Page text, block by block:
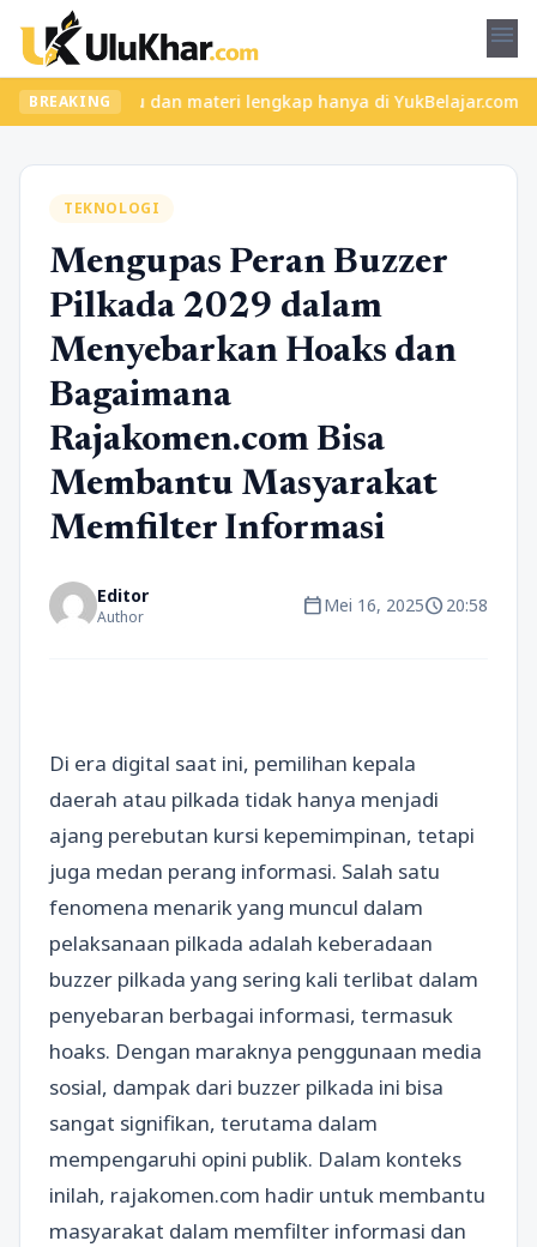
menu
BREAKING
seru dan materi lengkap hanya di YukBelajar.com.
TEKNOLOGI
Mengupas Peran Buzzer
Pilkada 2029 dalam
Menyebarkan Hoaks dan
Bagaimana
Rajakomen.com Bisa
Membantu Masyarakat
Memfilter Informasi
Editor
Author calendar_todayMei 16, 2025schedule20:58
Di era digital saat ini, pemilihan kepala
daerah atau pilkada tidak hanya menjadi
ajang perebutan kursi kepemimpinan, tetapi
juga medan perang informasi. Salah satu
fenomena menarik yang muncul dalam
pelaksanaan pilkada adalah keberadaan
buzzer pilkada yang sering kali terlibat dalam
penyebaran berbagai informasi, termasuk
hoaks. Dengan maraknya penggunaan media
sosial, dampak dari buzzer pilkada ini bisa
sangat signifikan, terutama dalam
mempengaruhi opini publik. Dalam konteks
inilah, rajakomen.com hadir untuk membantu
masyarakat dalam memfilter informasi dan